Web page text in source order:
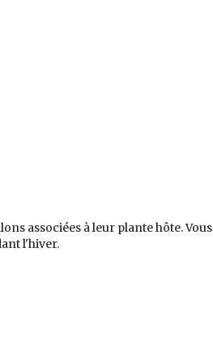
associées à leur plante hôte. Vous
l'hiver.